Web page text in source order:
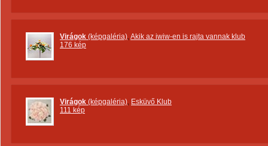
Virágok (képgaléria),Akik az iwiw-en is rajta vannak klub
176 kép
Virágok (képgaléria), Esküvő Klub
111 kép